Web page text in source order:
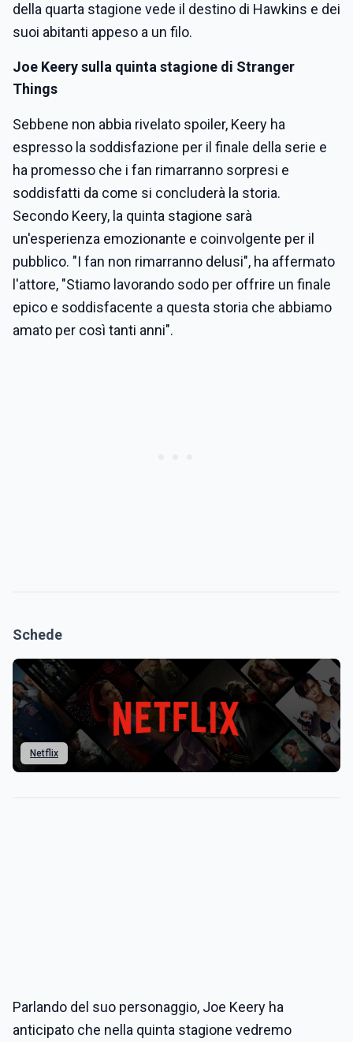
della quarta stagione vede il destino di Hawkins e dei
suoi abitanti appeso a un filo.
Joe Keery sulla quinta stagione di Stranger
Things
Sebbene non abbia rivelato spoiler, Keery ha
espresso la soddisfazione per il finale della serie e
ha promesso che i fan rimarranno sorpresi e
soddisfatti da come si concluderà la storia.
Secondo Keery, la quinta stagione sarà
un'esperienza emozionante e coinvolgente per il
pubblico. "I fan non rimarranno delusi", ha affermato
l'attore, "Stiamo lavorando sodo per offrire un finale
epico e soddisfacente a questa storia che abbiamo
amato per così tanti anni".
Schede
Netflix
Parlando del suo personaggio, Joe Keery ha
anticipato che nella quinta stagione vedremo